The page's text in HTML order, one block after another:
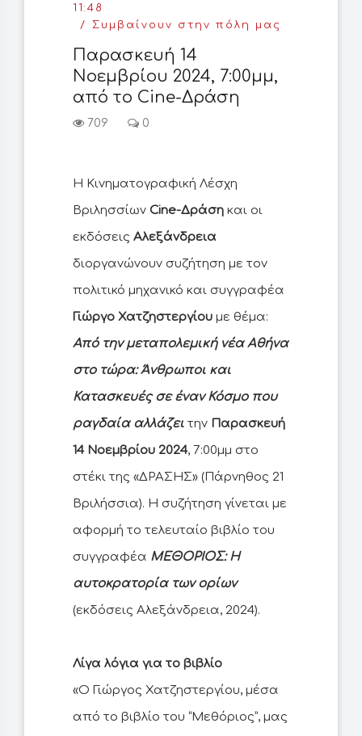
11:48
Συμβαίνουν στην πόλη μας
Παρασκευή 14
Νοεμβρίου 2024, 7:00μμ,
από το Cine-Δράση
709 0
Η Κινηματογραφική Λέσχη
Βριλησσίων Cine-Δράση και οι
εκδόσεις Αλεξάνδρεια
διοργανώνουν συζήτηση με τον
πολιτικό μηχανικό και συγγραφέα
Γιώργο Χατζηστεργίου με θέμα:
Από την μεταπολεμική νέα Αθήνα
στο τώρα: Άνθρωποι και
Κατασκευές σε έναν Κόσμο που
ραγδαία αλλάζει την Παρασκευή
14 Νοεμβρίου 2024, 7:00μμ στο
στέκι της «ΔΡΑΣΗΣ» (Πάρνηθος 21
Βριλήσσια). Η συζήτηση γίνεται με
αφορμή το τελευταίο βιβλίο του
συγγραφέα ΜΕΘΟΡΙΟΣ: Η
αυτοκρατορία των ορίων
(εκδόσεις Αλεξάνδρεια, 2024).
Λίγα λόγια για το βιβλίο
«Ο Γιώργος Χατζηστεργίου, μέσα
από το βιβλίο του “Μεθόριος”, μας